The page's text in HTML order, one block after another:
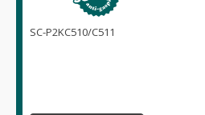
SC-P2KC510/C511